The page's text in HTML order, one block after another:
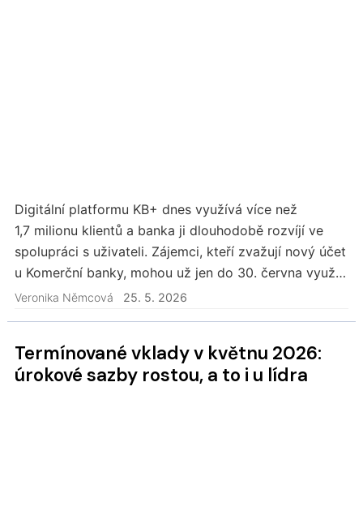
Digitální platformu KB+ dnes využívá více než
1,7 milionu klientů a banka ji dlouhodobě rozvíjí ve
spolupráci s uživateli. Zájemci, kteří zvažují nový účet
u Komerční banky, mohou už jen do 30. června využít
nabídku KB+ Bonus a získat až 4 000 Kč…
Veronika Němcová 25. 5. 2026
Termínované vklady v květnu 2026:
úrokové sazby rostou, a to i u lídra